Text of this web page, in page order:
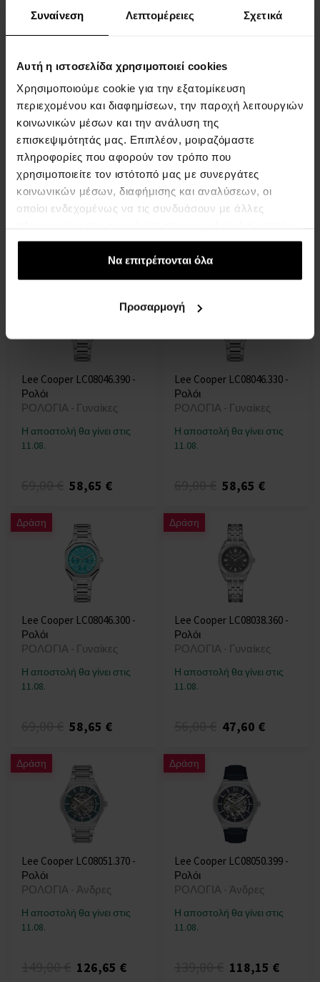
Συναίνεση Λεπτομέρειες Σχετικά
Αυτή η ιστοσελίδα χρησιμοποιεί cookies
Χρησιμοποιούμε cookie για την εξατομίκευση
περιεχομένου και διαφημίσεων, την παροχή λειτουργιών
κοινωνικών μέσων και την ανάλυση της
επισκεψιμότητάς μας. Επιπλέον, μοιραζόμαστε
πληροφορίες που αφορούν τον τρόπο που
χρησιμοποιείτε τον ιστότοπό μας με συνεργάτες
κοινωνικών μέσων, διαφήμισης και αναλύσεων, οι
οποίοι ενδεχομένως να τις συνδυάσουν με άλλες
έχουν συλλέξει σε σχέση με την από μέρους σας χρήση
των υπηρεσιών τους.Να επιτρέπονται όλα
Προσαρμογή
Lee Cooper LC08047.360 -
Ρολόι
ΡΟΛΟΓΙΑ - Άνδρες
Η αποστολή θα γίνει στις
11.08.
84,00 € 71,40 €
Lee Cooper LC08047.350 -
Ρολόι
ΡΟΛΟΓΙΑ - Άνδρες
Η αποστολή θα γίνει στις
11.08.
84,00 € 71,40 €
Δράση
Lee Cooper LC08046.390 -
Ρολόι
ΡΟΛΟΓΙΑ - Γυναίκες
Η αποστολή θα γίνει στις
11.08.
58,65 €
Δράση
Lee Cooper LC08046.330 -
Ρολόι
ΡΟΛΟΓΙΑ - Γυναίκες
Η αποστολή θα γίνει στις
11.08.
58,65 €
Δράση
Lee Cooper LC08046.300 -
Ρολόι
ΡΟΛΟΓΙΑ - Γυναίκες
Η αποστολή θα γίνει στις
11.08.
58,65 €
Δράση
Lee Cooper LC08038.360 -
Ρολόι
ΡΟΛΟΓΙΑ - Γυναίκες
Η αποστολή θα γίνει στις
11.08.
47,60 €
Δράση
Lee Cooper LC08051.370 -
Ρολόι
ΡΟΛΟΓΙΑ - Άνδρες
Η αποστολή θα γίνει στις
11.08.
126,65 €
Δράση
Lee Cooper LC08050.399 -
Ρολόι
ΡΟΛΟΓΙΑ - Άνδρες
Η αποστολή θα γίνει στις
11.08.
118,15 €